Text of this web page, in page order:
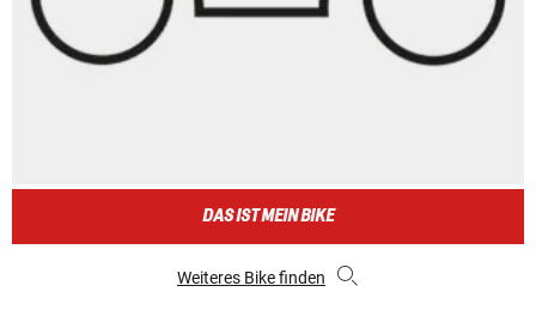
DAS IST MEIN BIKE
Weiteres Bike finden